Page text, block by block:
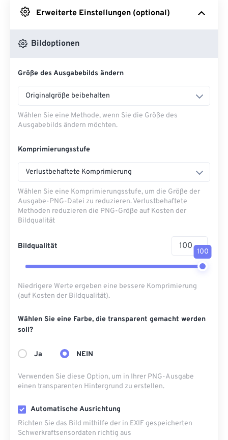
Erweiterte Einstellungen (optional)
Bildoptionen
Größe des Ausgabebilds ändern
Originalgröße beibehalten
Wählen Sie eine Methode, wenn Sie die Größe des
Ausgabebilds ändern möchten.
Komprimierungsstufe
Verlustbehaftete Komprimierung
Wählen Sie eine Komprimierungsstufe, um die Größe der
Ausgabe-PNG-Datei zu reduzieren. Verlustbehaftete
Methoden reduzieren die PNG-Größe auf Kosten der
Bildqualität
Bildqualität
100
Niedrigere Werte ergeben eine bessere Komprimierung
(auf Kosten der Bildqualität).
Wählen Sie eine Farbe, die transparent gemacht werden
soll?
Ja NEIN
Verwenden Sie diese Option, um in Ihrer PNG-Ausgabe
einen transparenten Hintergrund zu erstellen.
Automatische Ausrichtung
Richten Sie das Bild mithilfe der in EXIF ​​gespeicherten
Schwerkraftsensordaten richtig aus